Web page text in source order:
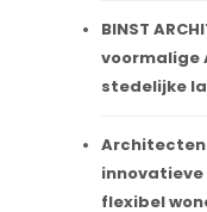
BINST
voormalige
stedelijke
innovatieve
flexibel